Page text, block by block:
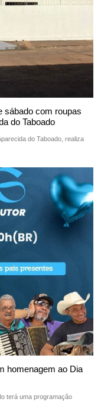
sábado com roupas
do Taboado
do Taboado, realiza
homenagem ao Dia
terá uma programação